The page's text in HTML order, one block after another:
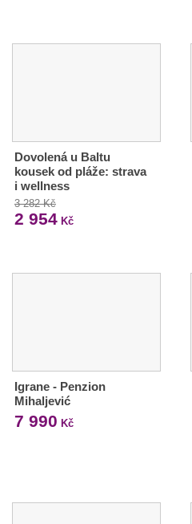
Dovolená u Baltu
kousek od pláže: strava
i wellness
3 282 Kč
2 954 Kč
Igrane - Penzion
Mihaljević
7 990 Kč